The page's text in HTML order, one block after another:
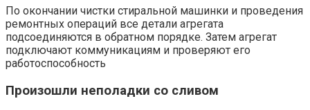
По окончании чистки стиральной машинки и проведения
ремонтных операций все детали агрегата
подсоединяются в обратном порядке. Затем агрегат
подключают коммуникациям и проверяют его
работоспособность
Произошли неполадки со сливом